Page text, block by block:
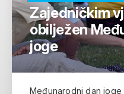
Zajedničkim
obilježen
joge
Međunarodni dan